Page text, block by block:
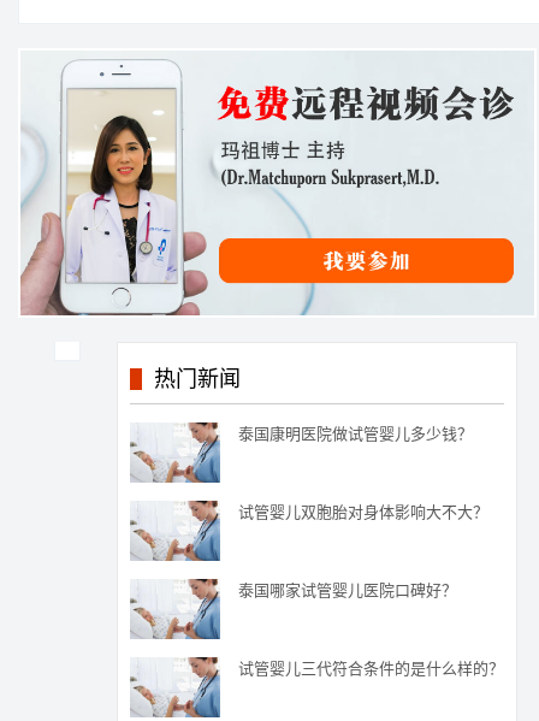
热门新闻
泰国康明医院做试管婴儿多少钱？
试管婴儿双胞胎对身体影响大不大？
泰国哪家试管婴儿医院口碑好？
试管婴儿三代符合条件的是什么样的？